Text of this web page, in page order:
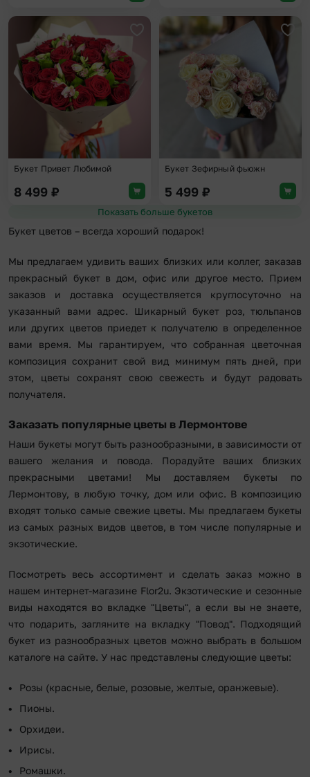
Добавить в избранное
Букет Привет Любимой
8 499 ₽
Букет Зефирный фьюжн
5 499 ₽
Показать больше букетов
Букет цветов – всегда хороший подарок!
Мы предлагаем удивить ваших близких или коллег, заказав
прекрасный букет в дом, офис или другое место. Прием
заказов и доставка осуществляется круглосуточно на
указанный вами адрес. Шикарный букет роз, тюльпанов
или других цветов приедет к получателю в определенное
вами время. Мы гарантируем, что собранная цветочная
композиция сохранит свой вид минимум пять дней, при
этом, цветы сохранят свою свежесть и будут радовать
получателя.
Заказать популярные цветы в Лермонтове
Наши букеты могут быть разнообразными, в зависимости от
вашего желания и повода. Порадуйте ваших близких
прекрасными цветами! Мы доставляем букеты по
Лермонтову, в любую точку, дом или офис. В композицию
входят только самые свежие цветы. Мы предлагаем букеты
из самых разных видов цветов, в том числе популярные и
экзотические.
Посмотреть весь ассортимент и сделать заказ можно в
нашем интернет-магазине Flor2u. Экзотические и сезонные
виды находятся во вкладке "Цветы", а если вы не знаете,
что подарить, загляните на вкладку "Повод". Подходящий
букет из разнообразных цветов можно выбрать в большом
каталоге на сайте. У нас представлены следующие цветы:
Розы (красные, белые, розовые, желтые, оранжевые).
Пионы.
Орхидеи.
Ирисы.
Ромашки.